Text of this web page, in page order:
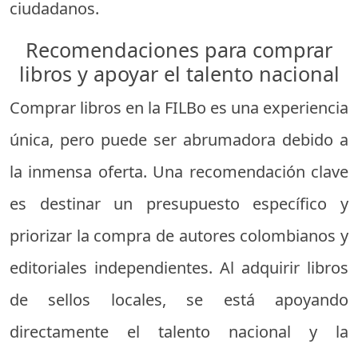
ciudadanos.
Recomendaciones para comprar
libros y apoyar el talento nacional
Comprar libros en la FILBo es una experiencia
única, pero puede ser abrumadora debido a
la inmensa oferta. Una recomendación clave
es destinar un presupuesto específico y
priorizar la compra de autores colombianos y
editoriales independientes. Al adquirir libros
de sellos locales, se está apoyando
directamente el talento nacional y la